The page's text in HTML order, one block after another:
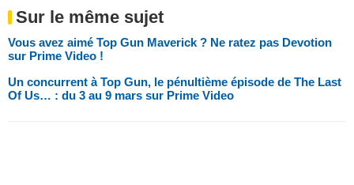
Sur le même sujet
Vous avez aimé Top Gun Maverick ? Ne ratez pas Devotion
sur Prime Video !
Un concurrent à Top Gun, le pénultième épisode de The Last
Of Us… : du 3 au 9 mars sur Prime Video